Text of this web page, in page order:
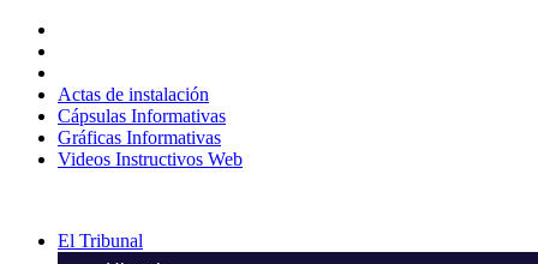
contenido
Actas de instalación
Cápsulas Informativas
Gráficas Informativas
Videos Instructivos Web
El Tribunal